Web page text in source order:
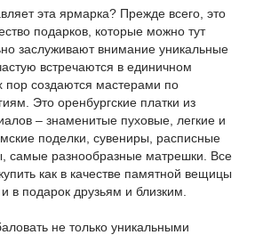
эта ярмарка? Прежде всего, это
подарков, которые можно тут
заслуживают внимание уникальные
встречаются в единичном
пор создаются мастерами по
Это оренбургские платки из
– знаменитые пуховые, легкие и
поделки, сувениры, расписные
самые разнообразные матрешки. Все
как в качестве памятной вещицы
в подарок друзьям и близким.
не только уникальными